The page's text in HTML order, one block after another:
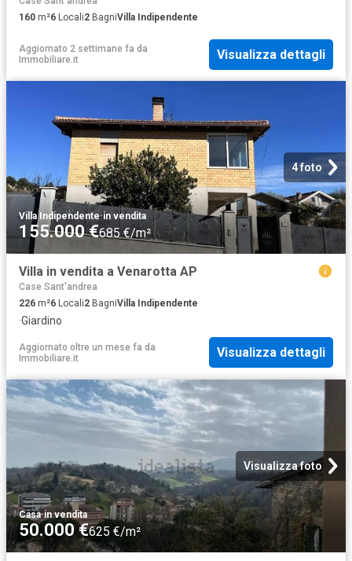
160 m²6 Locali2 BagniVilla Indipendente
Aggiornato 2 settimane fa da
Immobiliare.it
Visualizza dettagli
4 foto
Villa Indipendente·in vendita
155.000 €685 €/m²
Villa in vendita a Venarotta AP
Case Sant'andrea
226 m²6 Locali2 BagniVilla Indipendente
·Giardino
Aggiornato oltre un mese fa da
Immobiliare.it
Visualizza dettagli
Visualizza foto
Casa·in vendita
50.000 €625 €/m²